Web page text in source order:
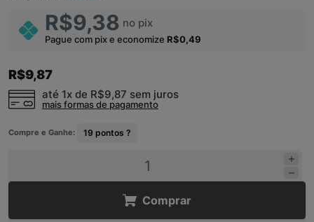
R$9,38 no pix
Pague com pix e economize R$0,49
R$9,87
até 1x de R$9,87 sem juros
mais formas de pagamento
Compre e Ganhe: 19 pontos ?
Comprar